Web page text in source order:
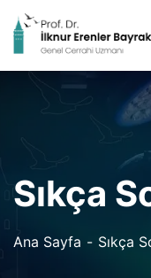
Sıkça
Ana Sayfa Sıkça